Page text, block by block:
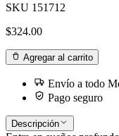
SKU 151712
$324.00
Agregar al carrito
Envío a todo
Pago seguro
Descripción